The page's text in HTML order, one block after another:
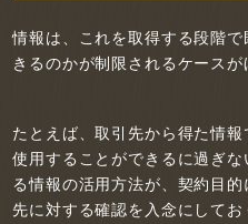
情報は、これを取得する段階
きるのかが制限されるケースが
たとえば、取引先から得た情
使用することができるに過ぎ
る情報の活用方法が、契約目
先に対する確認を入念にしてお